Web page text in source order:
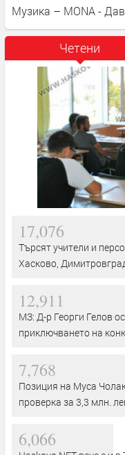
Музика – MONA -
Четени
17,076
Търсят учители и
Хасково,
12,911
МЗ: Д-р Георги Гелов
приключването на
7,768
Позиция на Муса
проверка за 3,3 млн.
6,066